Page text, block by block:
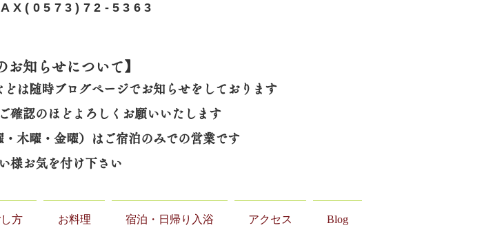
5363
お知らせについて】​
は随時ブログページでお知らせをしております
確認のほどよろしくお願いいたします
木曜・金曜）はご宿泊のみでの営業です
様お気を付け下さい
方 お料理 宿泊・日帰り入浴 アクセス Blog